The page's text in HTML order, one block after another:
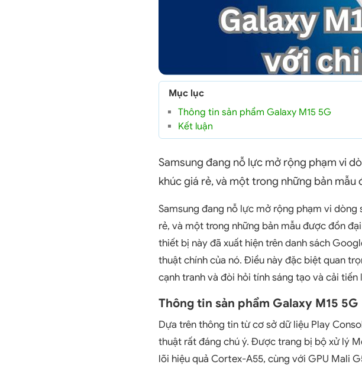
Mục lục
Thông tin sản phẩm Galaxy M15 5G
Kết luận
Samsung đang nỗ lực mở rộng phạm vi
khúc giá rẻ, và một trong những bản mẫu
Samsung đang nỗ lực mở rộng phạm vi
rẻ, và một trong những bản mẫu được đồn
thiết bị này đã xuất hiện trên danh sách
thuật chính của nó. Điều này đặc biệt quan
cạnh tranh và đòi hỏi tính sáng tạo và cải tiến
Thông tin sản phẩm Galaxy M15 5G
Dựa trên thông tin từ cơ sở dữ liệu Play
thuật rất đáng chú ý. Được trang bị bộ xử lý
lõi hiệu quả Cortex-A55, cùng với GPU Mali